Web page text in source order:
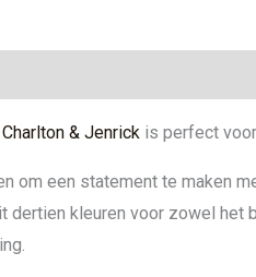
Charlton & Jenrickis perfect voor
om een statement te maken
dertien kleuren voor zowel